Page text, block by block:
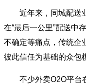
近年来，同城配送业
在“最后一公里”配送中
不确定等痛点，传统企
彼此信任为基础的众包
不少外卖O2O平台